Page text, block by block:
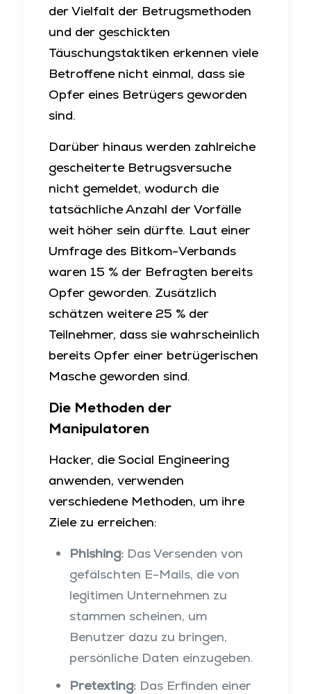
der Vielfalt der Betrugsmethoden
und der geschickten
Täuschungstaktiken erkennen viele
Betroffene nicht einmal, dass sie
Opfer eines Betrügers geworden
sind.
Darüber hinaus werden zahlreiche
gescheiterte Betrugsversuche
nicht gemeldet, wodurch die
tatsächliche Anzahl der Vorfälle
weit höher sein dürfte. Laut einer
Umfrage des Bitkom-Verbands
waren 15 % der Befragten bereits
Opfer geworden. Zusätzlich
schätzen weitere 25 % der
Teilnehmer, dass sie wahrscheinlich
bereits Opfer einer betrügerischen
Masche geworden sind.
Die Methoden der
Manipulatoren
Hacker, die Social Engineering
anwenden, verwenden
verschiedene Methoden, um ihre
Ziele zu erreichen:
Phishing:Das Versenden von
gefälschten E-Mails, die von
legitimen Unternehmen zu
stammen scheinen, um
Benutzer dazu zu bringen,
persönliche Daten einzugeben.
Pretexting:Das Erfinden einer